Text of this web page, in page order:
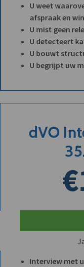
U weet
afspraak en
U mist geen
U detecteert
U bouwt
U begrijpt uw
dVO
Interview met